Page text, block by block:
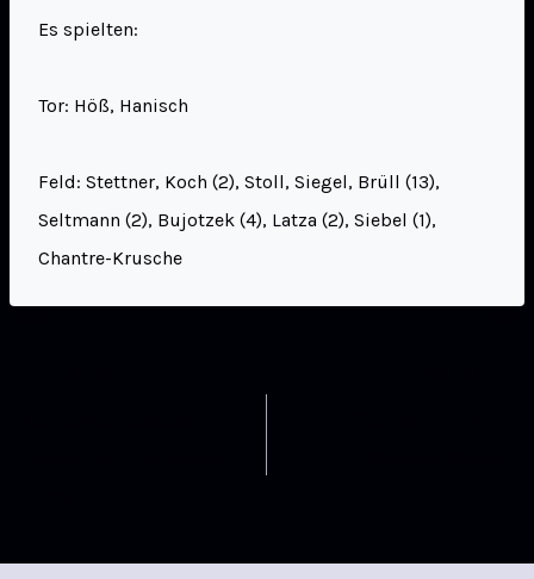
Es spielten:
Tor: Höß, Hanisch
Feld: Stettner, Koch (2), Stoll, Siegel, Brüll (13),
Seltmann (2), Bujotzek (4), Latza (2), Siebel (1),
Chantre-Krusche